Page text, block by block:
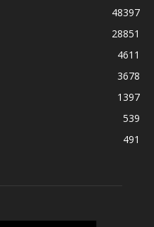
48397
28851
4611
3678
1397
539
491